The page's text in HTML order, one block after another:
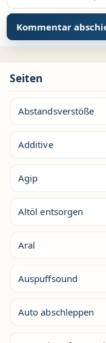
Seiten
Abstandsverstöße
Additive
Agip
Altöl entsorgen
Aral
Auspuffsound
Auto abschleppen